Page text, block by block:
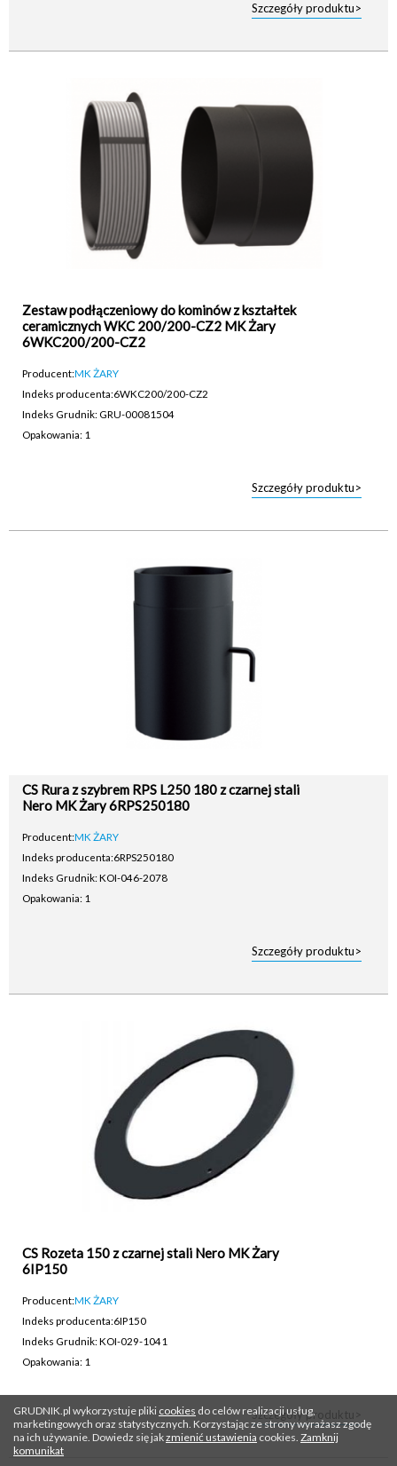
Szczegóły produktu>
Zestaw podłączeniowy do kominów z kształtek
ceramicznych WKC 200/200-CZ2 MK Żary
6WKC200/200-CZ2
Producent:MK ŻARY
Indeks producenta:6WKC200/200-CZ2
Indeks Grudnik: GRU-00081504
Opakowania: 1
Szczegóły produktu>
CS Rura z szybrem RPS L250 180 z czarnej stali
Nero MK Żary 6RPS250180
Producent:MK ŻARY
Indeks producenta:6RPS250180
Indeks Grudnik: KOI-046-2078
Opakowania: 1
Szczegóły produktu>
CS Rozeta 150 z czarnej stali Nero MK Żary
6IP150
Producent:MK ŻARY
Indeks producenta:6IP150
Indeks Grudnik: KOI-029-1041
Opakowania: 1
Szczegóły produktu>
GRUDNIK.pl wykorzystuje pliki cookies do celów realizacji usług,
marketingowych oraz statystycznych. Korzystając ze strony wyrażasz zgodę
na ich używanie. Dowiedz się jakzmienić ustawienia cookies. Zamknij
komunikat